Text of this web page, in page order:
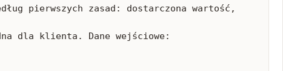
pierwszych zasad: dostarczona wartość,
dla klienta. Dane wejściowe: